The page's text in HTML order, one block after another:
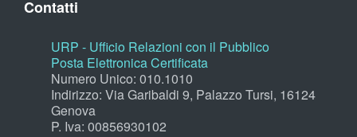
Contatti
URP - Ufficio Relazioni con il Pubblico
Posta Elettronica Certificata
Numero Unico: 010.1010
Indirizzo: Via Garibaldi 9, Palazzo Tursi, 16124
Genova
P. Iva: 00856930102